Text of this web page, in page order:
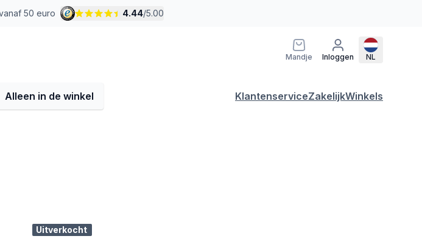
50 euro 4.44/5.00
Mandje Inloggen NL
Alleen in de winkel KlantenserviceZakelijkWinkels
Uitverkocht